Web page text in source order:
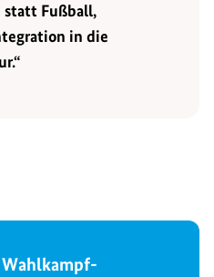
statt Fußball,
in die